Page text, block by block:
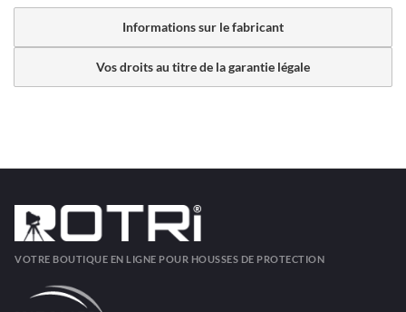
Informations sur le fabricant
Vos droits au titre de la garantie légale
VOTRE BOUTIQUE EN LIGNE POUR HOUSSES DE PROTECTION